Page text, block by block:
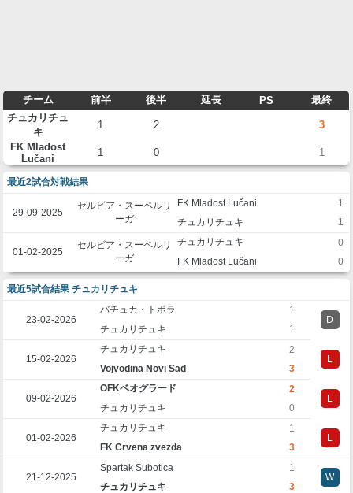
チーム 前半 後半 延長 PS
最終
チュカリチュ
キ
1 2
3
FK Mladost
Lučani
1 0 1
最近2試合対戦結果
29-09-2025
セルビア・スーペルリ
ーガ
FK Mladost Lučani
1
チュカリチュキ
1
01-02-2025
セルビア・スーペルリ
ーガ
チュカリチュキ
0
FK Mladost Lučani
0
最近5試合結果 チュカリチュキ
23-02-2026
バチュカ・トポラ
1
D
チュカリチュキ
1
15-02-2026
チュカリチュキ
2
L
Vojvodina Novi Sad
3
09-02-2026
OFKベオグラード
2
L
チュカリチュキ
0
01-02-2026
チュカリチュキ
1
L
FK Crvena zvezda
3
21-12-2025
Spartak Subotica
1
W
チュカリチュキ
3